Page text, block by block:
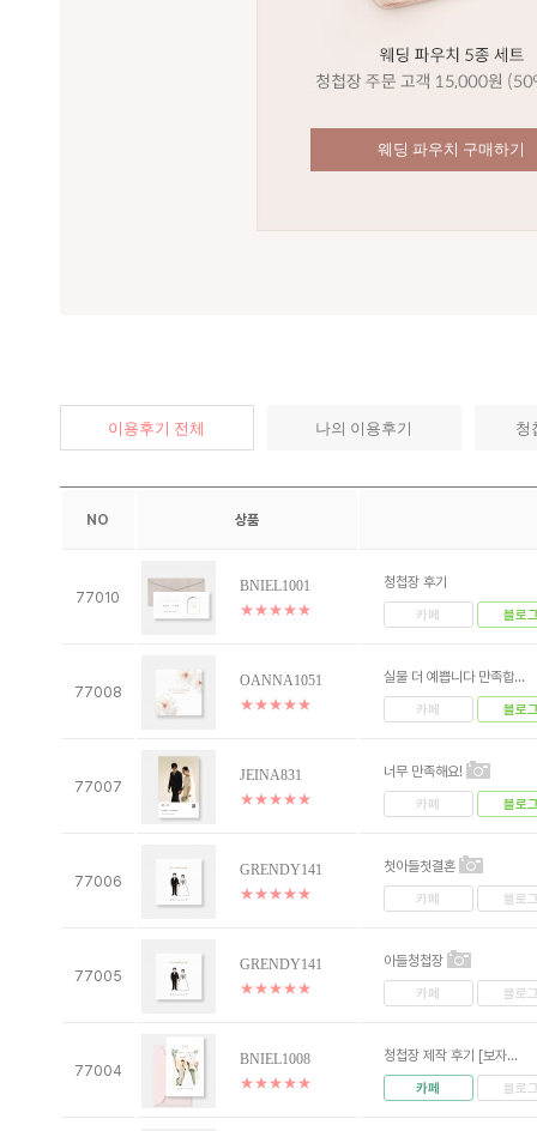
웨딩 파우치 구매하기
이용후기 전체 나의 이용후기 청
NO 상품
77010
BNIEL1001
★★★★★
청첩장 후기
카페 블로
77008
OANNA1051
★★★★★
실물 더 예쁩니다 만족합...
카페 블로
77007
JEINA831
★★★★★
너무 만족해요!
카페 블로
77006
GRENDY141
★★★★★
첫아들첫결혼
카페 블로
77005
GRENDY141
★★★★★
아들청첩장
카페 블로
77004
BNIEL1008
★★★★★
청첩장 제작 후기 [보자...
카페 블로